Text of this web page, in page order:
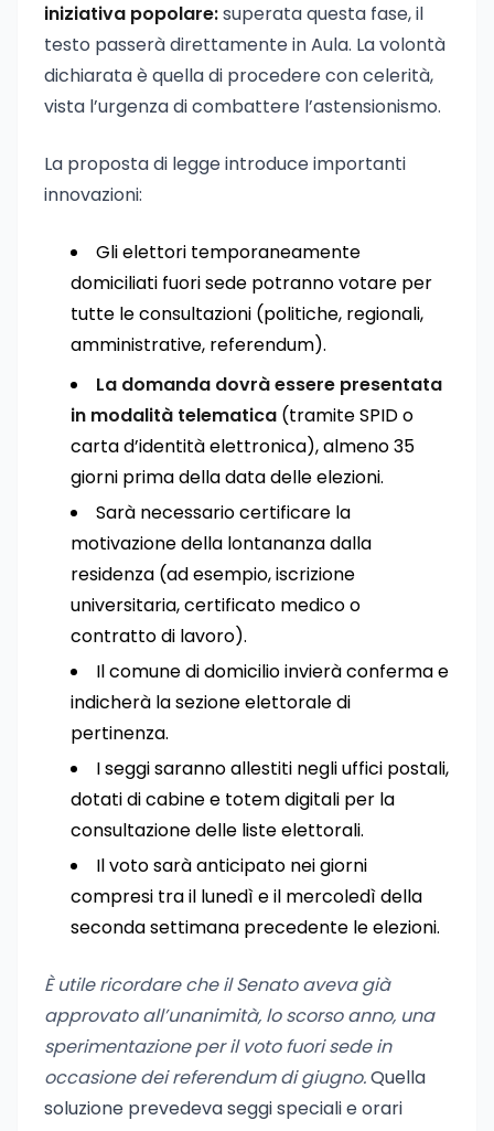
iniziativa popolare:superata questa fase, il
testo passerà direttamente in Aula. La volontà
dichiarata è quella di procedere con celerità,
vista l’urgenza di combattere l’astensionismo.
La proposta di legge introduce importanti
innovazioni:
Gli elettori temporaneamente
domiciliati fuori sede potranno votare per
tutte le consultazioni (politiche, regionali,
amministrative, referendum).
La domanda dovrà essere presentata
in modalità telematica (tramite SPID o
carta d’identità elettronica), almeno 35
giorni prima della data delle elezioni.
Sarà necessario certificare la
motivazione della lontananza dalla
residenza (ad esempio, iscrizione
universitaria, certificato medico o
contratto di lavoro).
Il comune di domicilio invierà conferma e
indicherà la sezione elettorale di
pertinenza.
I seggi saranno allestiti negli uffici postali,
dotati di cabine e totem digitali per la
consultazione delle liste elettorali.
Il voto sarà anticipato nei giorni
compresi tra il lunedì e il mercoledì della
seconda settimana precedente le elezioni.
È utile ricordare che il Senato aveva già
approvato all’unanimità, lo scorso anno, una
sperimentazione per il voto fuori sede in
occasione dei referendum di giugno.Quella
soluzione prevedeva seggi speciali e orari